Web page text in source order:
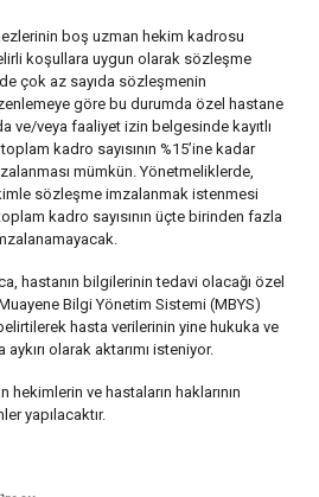
boş uzman hekim kadrosu
koşullara uygun olarak sözleşme
çok az sayıda sözleşmenin
göre bu durumda özel hastane
ve/veya faaliyet izin belgesinde kayıtlı
kadro sayısının %15’ine kadar
mümkün. Yönetmeliklerde,
sözleşme imzalanmak istenmesi
kadro sayısının üçte birinden fazla
hastanın bilgilerinin tedavi olacağı özel
Bilgi Yönetim Sistemi (MBYS)
hasta verilerinin yine hukuka ve
olarak aktarımı isteniyor.
hekimlerin ve hastaların haklarının
yapılacaktır.